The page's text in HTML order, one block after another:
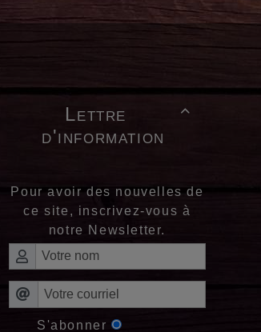

Lettre
d'information
Pour avoir des nouvelles de
ce site, inscrivez-vous à
notre Newsletter.
S'abonner